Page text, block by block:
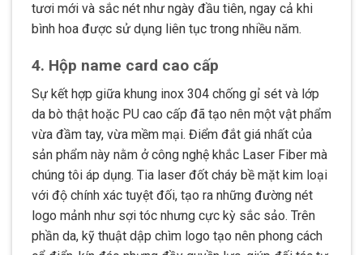
tươi mới và sắc nét như ngày đầu tiên, ngay cả khi
bình hoa được sử dụng liên tục trong nhiều năm.
4. Hộp name card cao cấp
Sự kết hợp giữa khung inox 304 chống gỉ sét và lớp
da bò thật hoặc PU cao cấp đã tạo nên một vật phẩm
vừa đầm tay, vừa mềm mại. Điểm đắt giá nhất của
sản phẩm này nằm ở công nghệ khắc Laser Fiber mà
chúng tôi áp dụng. Tia laser đốt cháy bề mặt kim loại
với độ chính xác tuyệt đối, tạo ra những đường nét
logo mảnh như sợi tóc nhưng cực kỳ sắc sảo. Trên
phần da, kỹ thuật dập chìm logo tạo nên phong cách